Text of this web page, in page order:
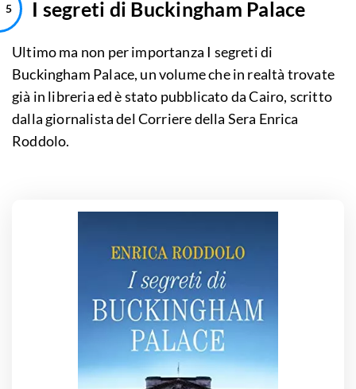
I segreti di Buckingham Palace
Ultimo ma non per importanza I segreti di
Buckingham Palace, un volume che in realtà trovate
già in libreria ed è stato pubblicato da Cairo, scritto
dalla giornalista del Corriere della Sera Enrica
Roddolo.